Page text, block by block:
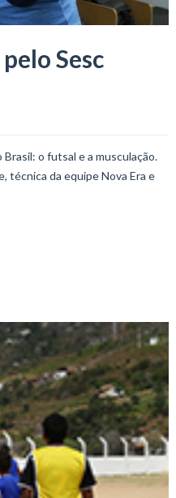
Sesc
o futsal e a musculação.
técnica da equipe Nova Era e